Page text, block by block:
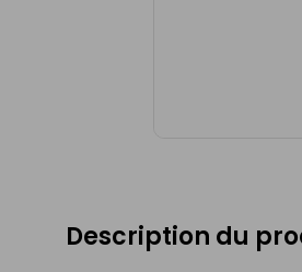
Description du